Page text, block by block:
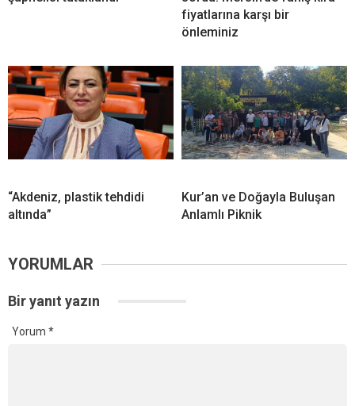
fiyatlarına karşı bir
önleminiz
“Akdeniz, plastik tehdidi
altında”
Kur’an ve Doğayla Buluşan
Anlamlı Piknik
YORUMLAR
Bir yanıt yazın
Yorum *